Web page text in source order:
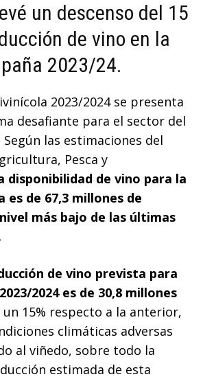
un descenso del 15
de vino en la
2023/24.
2023/2024 se presenta
desafiante para el sector del
Según las estimaciones del
Pesca y
disponibilidad de vino para la
es de 67,3 millones de
más bajo de las últimas
de vino prevista para
2024 es de 30,8 millones
un 15% respecto a la anterior,
climáticas adversas
al viñedo, sobre todo la
estimada de esta